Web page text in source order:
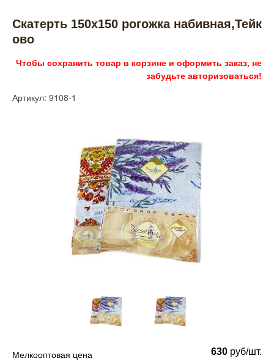
Скатерть 150х150 рогожка набивная,Тейк
ово
Чтобы сохранить товар в корзине и оформить заказ, не
забудьте авторизоваться!
Артикул: 9108-1
Мелкооптовая цена 630 руб/шт.